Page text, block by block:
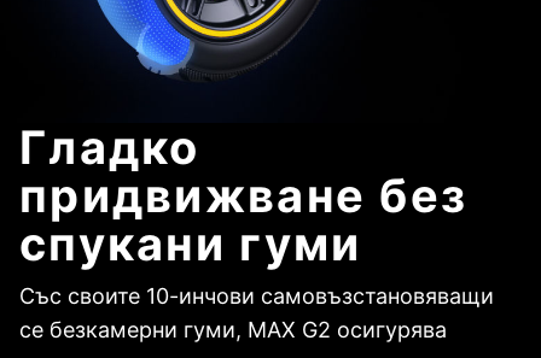
Гладко
придвижване без
спукани гуми
Със своите 10-инчови самовъзстановяващи
се безкамерни гуми, MAX G2 осигурява